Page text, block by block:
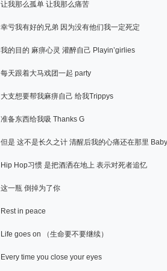
让我那么孤单 让我那么痛苦
幸亏我有好的兄弟 因为没有他们我一定死定
我的目的 麻痹心灵 灌醉自己 Playin’girlies
每天跟着大马戏团一起 party
大支想要帮我麻痹自己 给我Trippys
准备东西给我吸 Thanks G
但是 这不是长久之计 清醒后我的心痛还在那里 Baby
Hip Hop习惯 是把酒洒在地上 表示对死者追忆
这一瓶 倒掉为了你
Rest in peace
Life goes on （生命要不要继续）
Every time you close your eyes